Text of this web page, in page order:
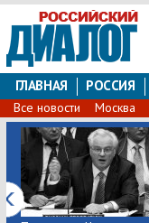
ГЛАВНАЯ РОССИЯ
Все новости Москва